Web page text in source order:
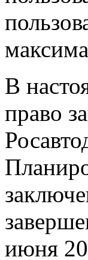
В
право
июня